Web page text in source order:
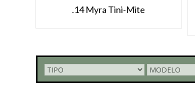
.14 Myra Tini-Mite